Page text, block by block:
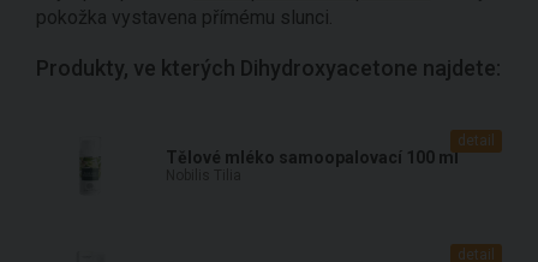
pokožka vystavena přímému slunci.
Produkty, ve kterých Dihydroxyacetone najdete:
Tělové mléko samoopalovací 100 ml
detail
detail